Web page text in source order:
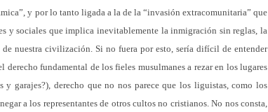
y por lo tanto ligada a la de la “invasión extracomunitaria” que
y sociales que implica inevitablemente la inmigración sin reglas, la
nuestra civilización. Si no fuera por esto, sería difícil de entender
fundamental de los fieles musulmanes a rezar en los lugares
y garajes?), derecho que no nos parece que los liguistas, como los
a los representantes de otros cultos no cristianos. No nos consta,